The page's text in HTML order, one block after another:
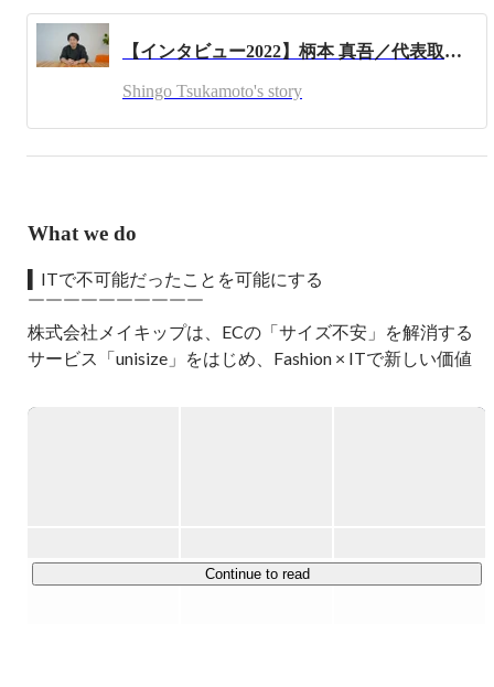
に従事。
ドリコムの再生のために転職をし、6年近く勤務。
仲間とMake it possible を実現するために起業。
趣味は大学専攻のガーデニング、香水、スポーツ全般。
【インタビュー2022】柄本 真吾／代表取締役CEO
Shingo Tsukamoto's story
What we do
▍ITで不可能だったことを可能にする
￣￣￣￣￣￣￣￣￣￣
株式会社メイキップは、ECの「サイズ不安」を解消する
サービス「unisize」をはじめ、Fashion × ITで新しい価値
社名「Makip」は「Make IT Possible」を縮めた造語であ
「この洋服、試着できたらいいのにな。」
Continue to read